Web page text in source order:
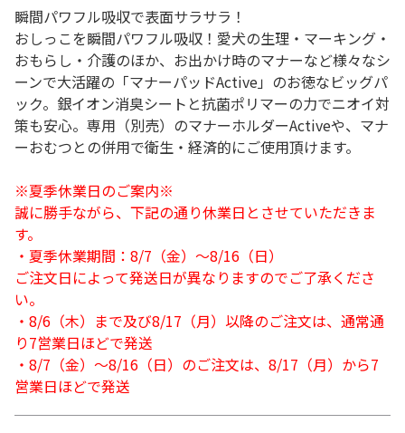
瞬間パワフル吸収で表面サラサラ！
おしっこを瞬間パワフル吸収！愛犬の生理・マーキング・
おもらし・介護のほか、お出かけ時のマナーなど様々なシ
ーンで大活躍の「マナーパッドActive」のお徳なビッグパ
ック。銀イオン消臭シートと抗菌ポリマーの力でニオイ対
策も安心。専用（別売）のマナーホルダーActiveや、マナ
ーおむつとの併用で衛生・経済的にご使用頂けます。
※夏季休業日のご案内※
誠に勝手ながら、下記の通り休業日とさせていただきま
す。
・夏季休業期間：8/7（金）～8/16（日）
ご注文日によって発送日が異なりますのでご了承くださ
い。
・8/6（木）まで及び8/17（月）以降のご注文は、通常通
り7営業日ほどで発送
・8/7（金）～8/16（日）のご注文は、8/17（月）から7
営業日ほどで発送